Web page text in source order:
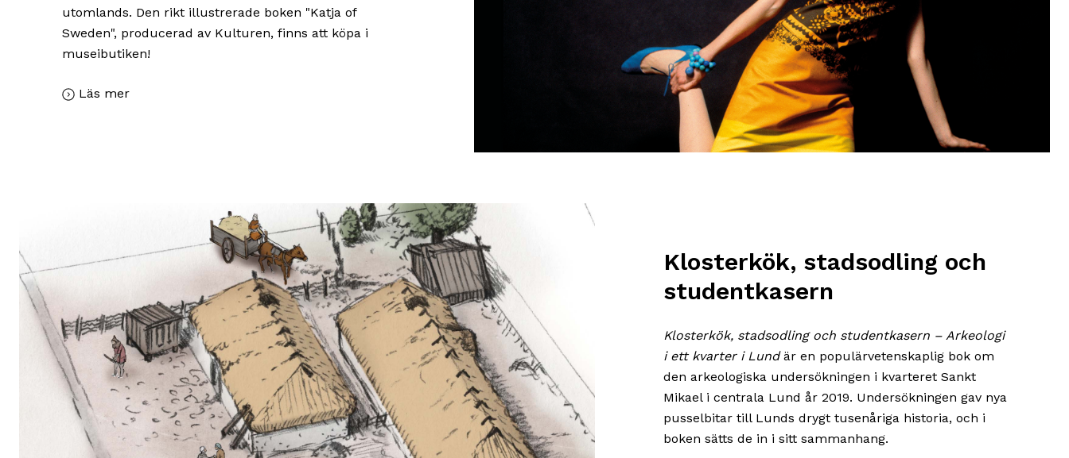
utomlands. Den rikt illustrerade boken "Katja of
Sweden", producerad av Kulturen, finns att köpa i
museibutiken!
Läs mer
Klosterkök, stadsodling och
studentkasern
Klosterkök, stadsodling och studentkasern – Arkeologi
i ett kvarter i Lundär en populärvetenskaplig bok om
den arkeologiska undersökningen i kvarteret Sankt
Mikael i centrala Lund år 2019. Undersökningen gav nya
pusselbitar till Lunds drygt tusenåriga historia, och i
boken sätts de in i sitt sammanhang.